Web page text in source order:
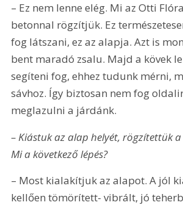
– Ez nem lenne elég. Mi az Otti
betonnal rögzítjük. Ez
fog látszani, ez az alapja. Azt is
bent maradó zsalu. Majd a kövek
segíteni fog, ehhez tudunk mérni,
sávhoz. Így biztosan nem fog
meglazulni a járdánk.
– Kiástuk az alap helyét, rögzítettük a
Mi a következő lépés?
– Most kialakítjuk az alapot. A jól
kellően tömörített- vibrált, jó